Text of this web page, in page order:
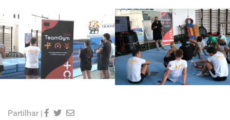
Partilhar |